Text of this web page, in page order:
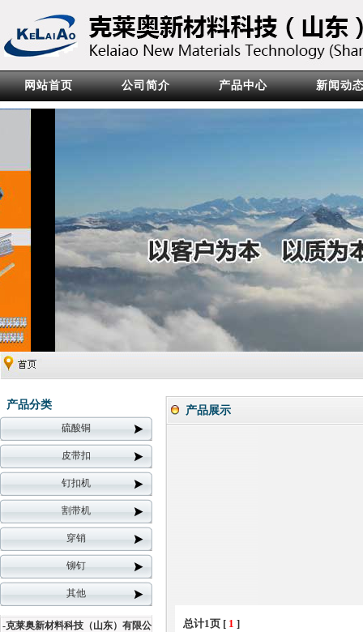
网站首页 公司简介 产品中心 新闻动
产品分类
硫酸铜
皮带扣
钉扣机
割带机
穿销
铆钉
其他
-克莱奥新材料科技（山东）有限公
产品展示
总计1页 [ 1 ]